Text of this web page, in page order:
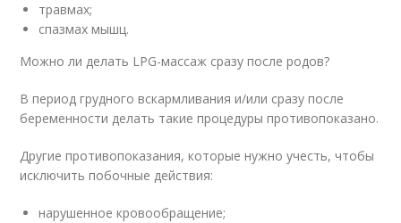
травмах;
спазмах мышц.
Можно ли делать LPG-массаж сразу после родов?
В период грудного вскармливания и/или сразу после
беременности делать такие процедуры противопоказано.
Другие противопоказания, которые нужно учесть, чтобы
исключить побочные действия:
нарушенное кровообращение;